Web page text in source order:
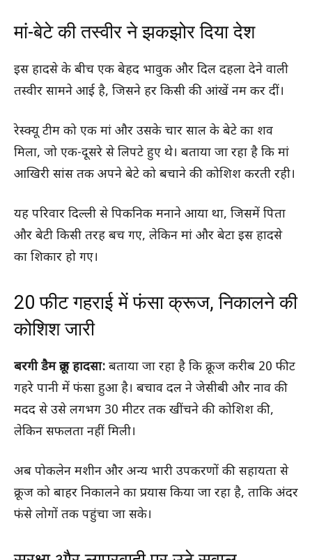
मां-बेटे की तस्वीर ने झकझोर दिया देश
इस हादसे के बीच एक बेहद भावुक और दिल दहला देने वाली
तस्वीर सामने आई है, जिसने हर किसी की आंखें नम कर दीं।
रेस्क्यू टीम को एक मां और उसके चार साल के बेटे का शव
मिला, जो एक-दूसरे से लिपटे हुए थे। बताया जा रहा है कि मां
आखिरी सांस तक अपने बेटे को बचाने की कोशिश करती रही।
यह परिवार दिल्ली से पिकनिक मनाने आया था, जिसमें पिता
और बेटी किसी तरह बच गए, लेकिन मां और बेटा इस हादसे
का शिकार हो गए।
20 फीट गहराई में फंसा क्रूज, निकालने की
कोशिश जारी
बरगी डैम क्रूज हादसा: बताया जा रहा है कि क्रूज करीब 20 फीट
गहरे पानी में फंसा हुआ है। बचाव दल ने जेसीबी और नाव की
मदद से उसे लगभग 30 मीटर तक खींचने की कोशिश की,
लेकिन सफलता नहीं मिली।
अब पोकलेन मशीन और अन्य भारी उपकरणों की सहायता से
क्रूज को बाहर निकालने का प्रयास किया जा रहा है, ताकि अंदर
फंसे लोगों तक पहुंचा जा सके।